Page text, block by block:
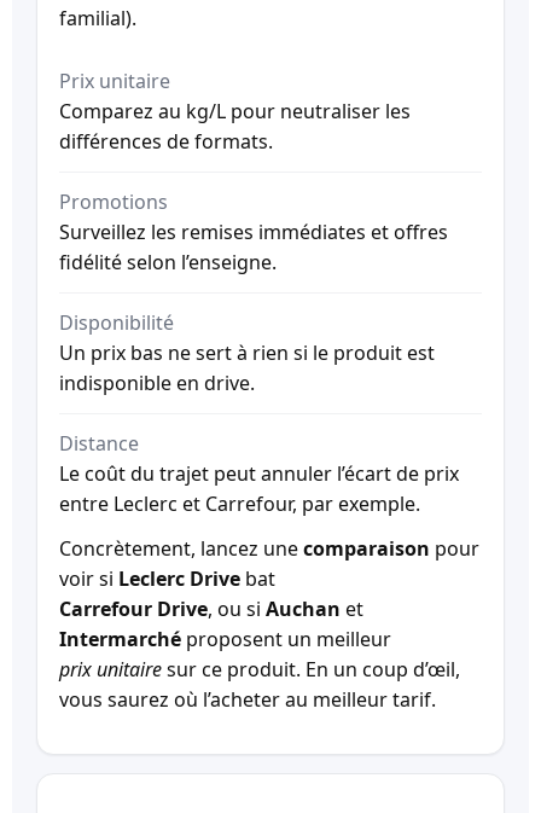
familial).
Prix unitaire
Comparez au kg/L pour neutraliser les
différences de formats.
Promotions
Surveillez les remises immédiates et offres
fidélité selon l’enseigne.
Disponibilité
Un prix bas ne sert à rien si le produit est
indisponible en drive.
Distance
Le coût du trajet peut annuler l’écart de prix
entre Leclerc et Carrefour, par exemple.
Concrètement, lancez unecomparaison pour
voir si Leclerc Drive bat
Carrefour Drive, ou si Auchan et
Intermarché proposent un meilleur
prix unitairesur ce produit. En un coup d’œil,
vous saurez où l’acheter au meilleur tarif.